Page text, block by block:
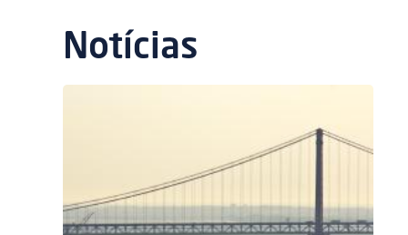
Notícias